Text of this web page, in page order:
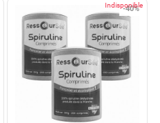
-40%
Indisponible